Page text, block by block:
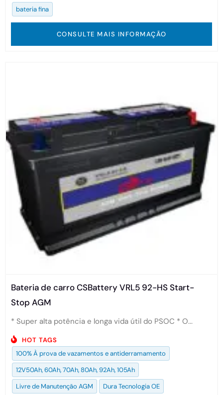
bateria fina
CONSULTE MAIS INFORMAÇÃO
Bateria de carro CSBattery VRL5 92-HS Start-
Stop AGM
* Super alta potência e longa vida útil do PSOC * O...
HOT TAGS
100% À prova de vazamentos e antiderramamento
12V50Ah, 60Ah, 70Ah, 80Ah, 92Ah, 105Ah
Livre de Manutenção AGM
Dura Tecnologia OE